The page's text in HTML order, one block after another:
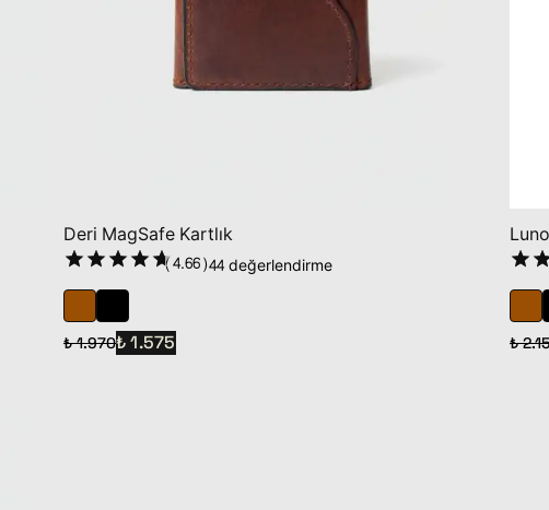
Deri MagSafe Kartlık
(4.66)44 değerlendirme
₺ 1.970₺ 1.575 ₺